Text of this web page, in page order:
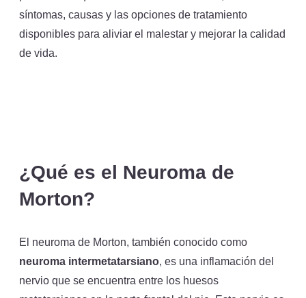
síntomas, causas y las opciones de tratamiento
disponibles para aliviar el malestar y mejorar la calidad
de vida.
¿Qué es el Neuroma de
Morton?
El neuroma de Morton, también conocido como
neuroma intermetatarsiano, es una inflamación del
nervio que se encuentra entre los huesos